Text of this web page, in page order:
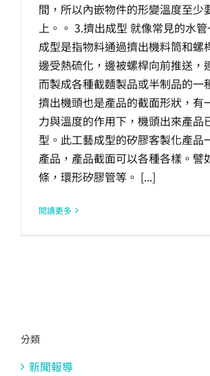
間，所以內嵌物件的形變溫度至
上。。 3.擠出成型 就像常見的水
成型是指物料通過擠出機料筒和螺
邊受熱硫化，邊被螺桿向前推送，
而製成各種截麵製品或半制品的一
擠出機頭也是產品的截面形狀，有
力與溫度的作用下，機頭出來產品
型。此工藝成型的矽膠客製化產品
產品，產品截面可以各種各樣。譬
條，環形矽膠管等。 [...]
閱讀更多
分類
新聞報導